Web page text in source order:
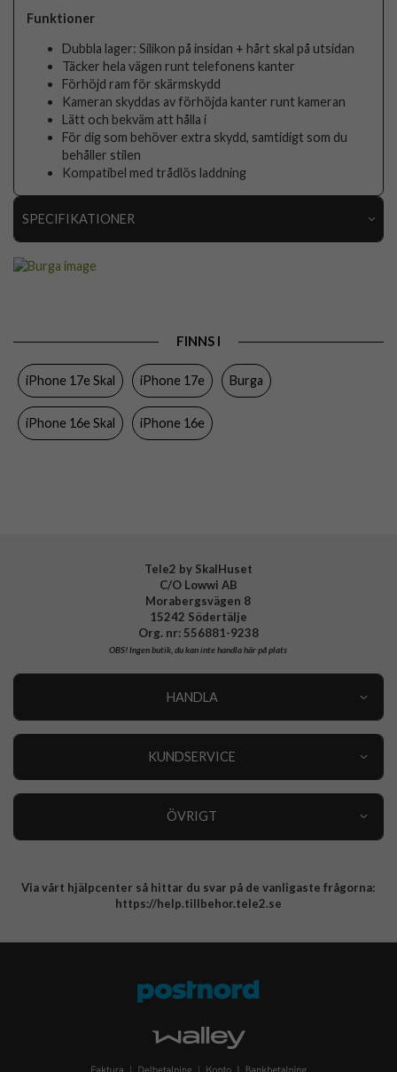
Funktioner
Dubbla lager: Silikon på insidan + hårt skal på utsidan
Täcker hela vägen runt telefonens kanter
Förhöjd ram för skärmskydd
Kameran skyddas av förhöjda kanter runt kameran
Lätt och bekväm att hålla i
För dig som behöver extra skydd, samtidigt som du
behåller stilen
Kompatibel med trådlös laddning
SPECIFIKATIONER
Färg
Hårdplast (PC), Mjukplast (TPU)
Varumärke
FINNS I
iPhone 17e Skal iPhone 17e Burga
iPhone 16e Skal iPhone 16e
Tele2 by SkalHuset
C/O Lowwi AB
Morabergsvägen 8
15242 Södertälje
Org. nr: 556881-9238
OBS!Ingen butik, du kan inte handla här på plats
HANDLA
KUNDSERVICE
ÖVRIGT
Integritetspolicy
Via vårt hjälpcenter så hittar du svar på de vanligaste frågorna:
https://help.tillbehor.tele2.se